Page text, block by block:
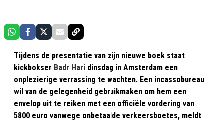
Tijdens de presentatie van zijn nieuwe boek staat
kickbokser Badr Hari dinsdag in Amsterdam een
onplezierige verrassing te wachten. Een incassobureau
wil van de gelegenheid gebruikmaken om hem een
envelop uit te reiken met een officiële vordering van
5800 euro vanwege onbetaalde verkeersboetes, meldt